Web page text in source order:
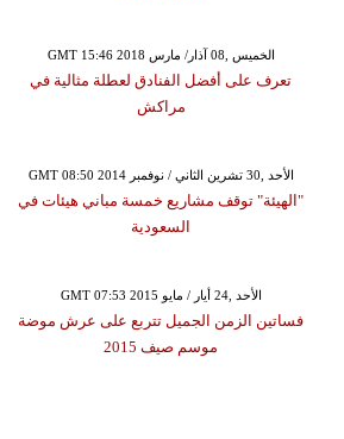
GMT 15:46 2018 الخميس ,08 آذار/ مارس
تعرف على أفضل الفنادق لعطلة مثالية في
مراكش
GMT 08:50 2014 الأحد ,30 تشرين الثاني / نوفمبر
"الهيئة" توقف مشاريع خمسة مباني هيئات في
السعودية
GMT 07:53 2015 الأحد ,24 أيار / مايو
فساتين الزمن الجميل تتربع على عرش موضة
موسم صيف 2015